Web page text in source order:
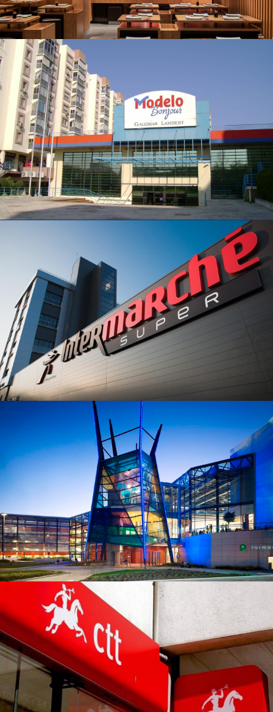
COMMERCE ET BUREAUX
Magasins Bonjour Modelo
Intermarché – Ermesinde,
Sacavém, Morais Soares,
Alhandra, S. João do Estoril et
Sesimbra
COMMERCE ET BUREAUX
Auchan – Viseu, Amadora et
Alfragide
COMMERCE ET BUREAUX
Agences CTT – Vidigueira,
Santa Marta, Cabo Ruivo,
Estação Gare do Oriente, Lagos
et Coimbra